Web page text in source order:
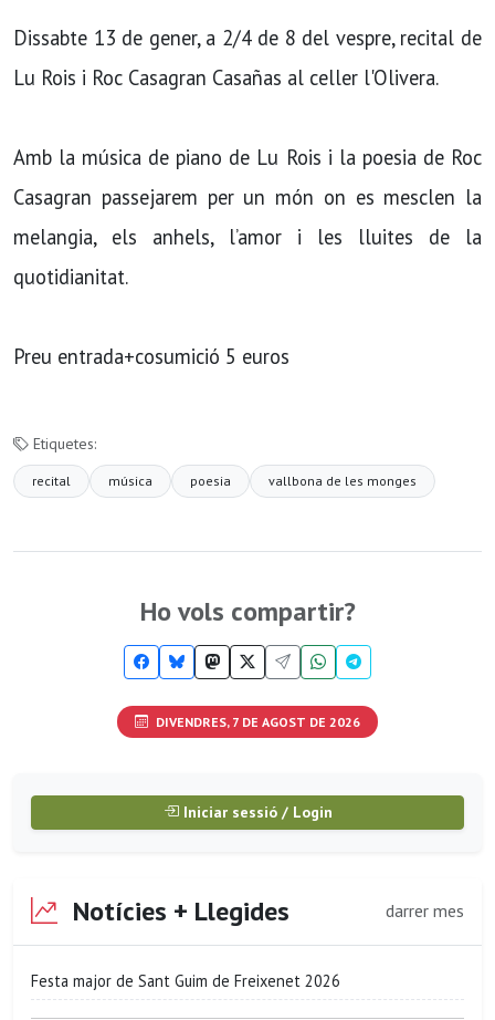
Dissabte 13 de gener, a 2/4 de 8 del vespre, recital de
Lu Rois i Roc Casagran Casañas al celler l'Olivera.
Amb la música de piano de Lu Rois i la poesia de Roc
Casagran passejarem per un món on es mesclen la
melangia, els anhels, l’amor i les lluites de la
quotidianitat.
Preu entrada+cosumició 5 euros
Etiquetes:
recital música poesia vallbona de les monges
Ho vols compartir?
DIVENDRES, 7 DE AGOST DE 2026
Iniciar sessió / Login
Notícies + Llegides darrer mes
Festa major de Sant Guim de Freixenet 2026